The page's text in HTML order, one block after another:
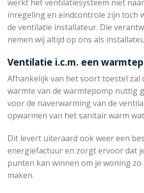
werkt het ventilatiesysteem niet
inregeling en eindcontrole zijn toch
de ventilatie installateur. Die
nemen wij altijd op ons als
Ventilatie i.c.m. een
Afhankelijk van het soort toestel zal
warmte van de warmtepomp nuttig
voor de naverwarming van de
opwarmen van het sanitair warm
Dit levert uiteraard ook weer een
energiefactuur en zorgt ervoor dat
punten kan winnen om je woning
maken.